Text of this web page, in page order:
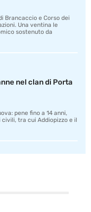
Brancaccio e Corso dei
Una ventina le
sostenuto da
nel clan di Porta
pene fino a 14 anni,
tra cui Addiopizzo e il